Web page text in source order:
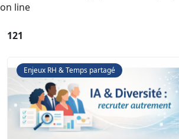
on line
121
Enjeux RH & Temps partagé